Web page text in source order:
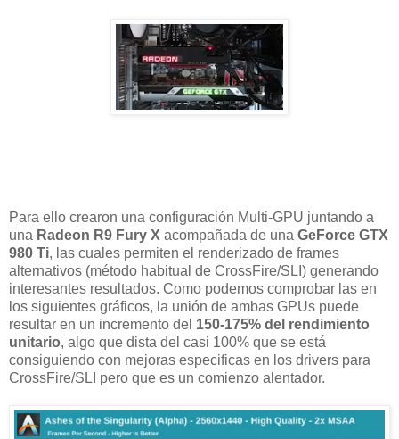
Para ello crearon una configuración Multi-GPU juntando a
una Radeon R9 Fury X acompañada de una GeForce GTX
980 Ti, las cuales permiten el renderizado de frames
alternativos (método habitual de CrossFire/SLI) generando
interesantes resultados. Como podemos comprobar las en
los siguientes gráficos, la unión de ambas GPUs puede
resultar en un incremento del 150-175% del rendimiento
unitario, algo que dista del casi 100% que se está
consiguiendo con mejoras especificas en los drivers para
CrossFire/SLI pero que es un comienzo alentador.